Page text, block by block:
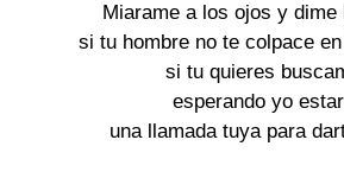
Miarame a los ojos y dime
si tu hombre no te colpace
si tu quieres
esperando yo
una llamada tuya para